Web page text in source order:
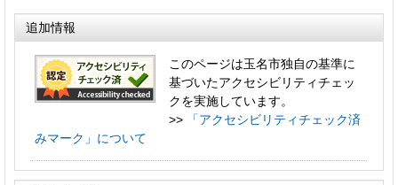
追加情報
このページは玉名市独自の基準に
基づいたアクセシビリティチェッ
クを実施しています。
>>
「アクセシビリティチェック済
みマーク」について